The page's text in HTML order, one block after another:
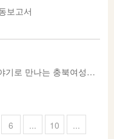
보고서
[2020 성평등] 충북여성살림연대 – 이야기로 만나는 충북여성인물사
6 ... 10 ...